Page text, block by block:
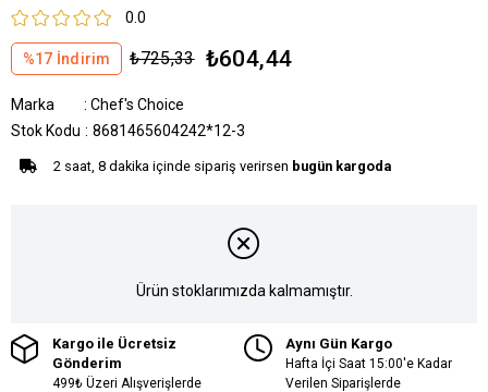
0.0
%17 İndirim ₺725,33 ₺604,44
Marka : Chef's Choice
Stok Kodu
8681465604242*12-3
2 saat, 8 dakika içinde sipariş verirsen bugün kargoda
Ürün stoklarımızda kalmamıştır.
Kargo ile Ücretsiz
Gönderim
499₺ Üzeri Alışverişlerde
Aynı Gün Kargo
Hafta İçi Saat 15:00'e Kadar
Verilen Siparişlerde